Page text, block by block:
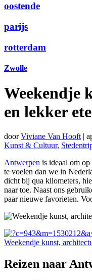
oostende
parijs
rotterdam
Zwolle
Weekendje
en lekker
doorViviane Van Hooft |
Kunst & Cultuur,
Antwerpen is ideaal om op
te voelen dan we in
dicht bij qua kilometers,
naar toe. Naast ons
paar nieuwe favorieten.
Reizen naar